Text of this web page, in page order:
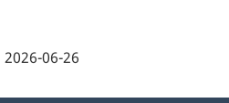
2026-06-26